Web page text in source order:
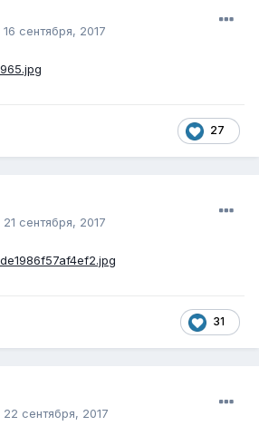
16 сентября, 2017
27
21 сентября, 2017
31
22 сентября, 2017